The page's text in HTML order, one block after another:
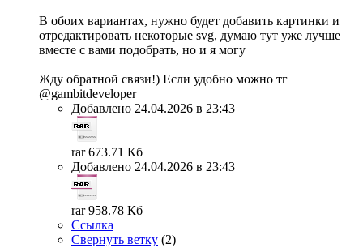
В обоих вариантах, нужно будет добавить картинки и
отредактировать некоторые svg, думаю тут уже лучше
вместе с вами подобрать, но и я могу
Жду обратной связи!) Если удобно можно тг
@gambitdeveloper
Добавлено 24.04.2026 в 23:43
rar 673.71 Кб
Добавлено 24.04.2026 в 23:43
rar 958.78 Кб
Ссылка
Свернуть ветку (2)